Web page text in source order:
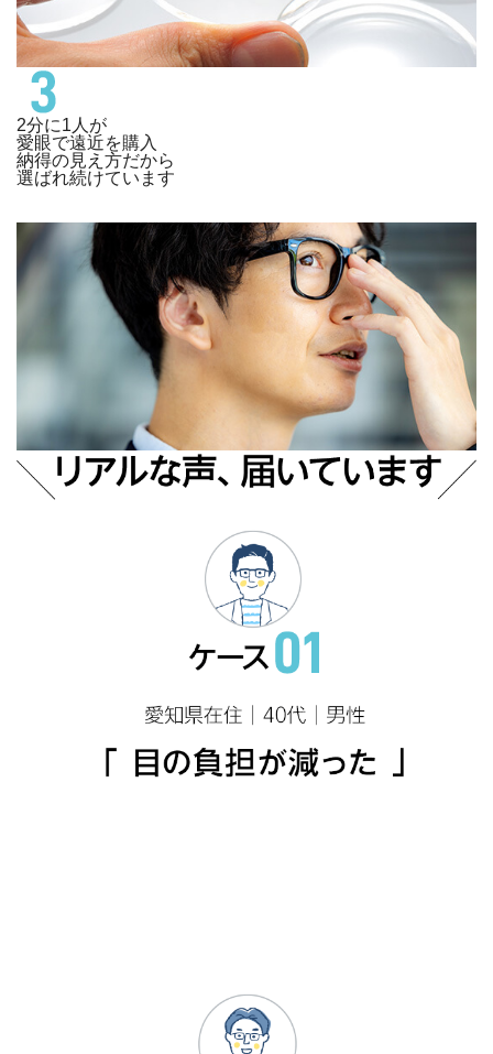
2分に1人が
愛眼で遠近を購入
納得の見え方だから
選ばれ続けています